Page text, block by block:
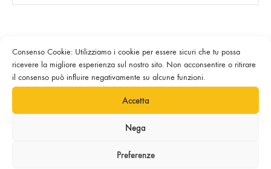
Consenso Cookie: Utilizziamo i cookie per essere sicuri che tu possa
ricevere la migliore esperienza sul nostro sito. Non acconsentire o ritirare
il consenso può influire negativamente su alcune funzioni.
Accetta
Nega
Preferenze
Made Web Solutions
Privacy Policy|Cookie Policy|